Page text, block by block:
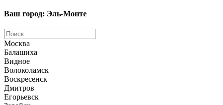
Ваш город: Эль-Монте
Москва
Балашиха
Видное
Волоколамск
Воскресенск
Дмитров
Егорьевск